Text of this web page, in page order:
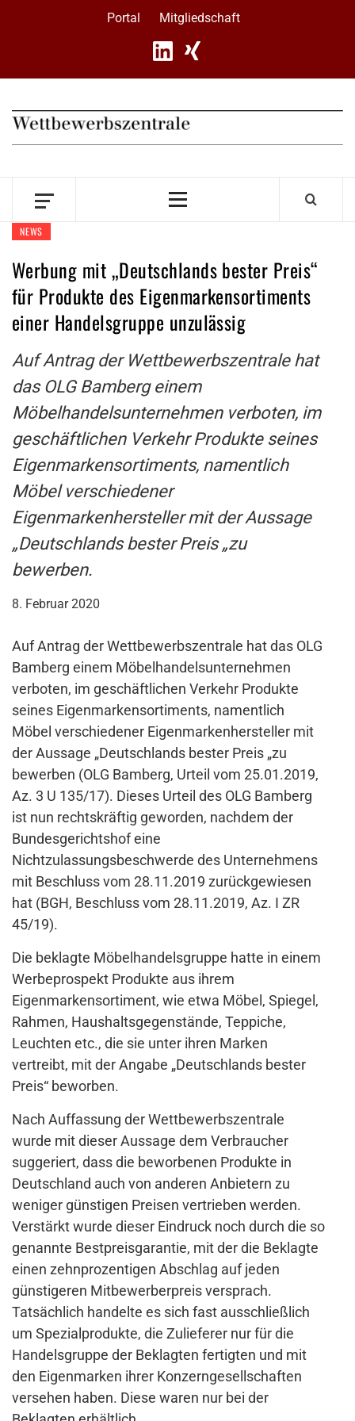
Portal Mitgliedschaft
Primary
NEWS
Werbung mit „Deutschlands bester Preis“
für Produkte des Eigenmarkensortiments
einer Handelsgruppe unzulässig
Auf Antrag der Wettbewerbszentrale hat
das OLG Bamberg einem
Möbelhandelsunternehmen verboten, im
geschäftlichen Verkehr Produkte seines
Eigenmarkensortiments, namentlich
Möbel verschiedener
Eigenmarkenhersteller mit der Aussage
„Deutschlands bester Preis „zu
bewerben.
8. Februar 2020
Auf Antrag der Wettbewerbszentrale hat das OLG
Bamberg einem Möbelhandelsunternehmen
verboten, im geschäftlichen Verkehr Produkte
seines Eigenmarkensortiments, namentlich
Möbel verschiedener Eigenmarkenhersteller mit
der Aussage „Deutschlands bester Preis „zu
bewerben (OLG Bamberg, Urteil vom 25.01.2019,
Az. 3 U 135/17). Dieses Urteil des OLG Bamberg
ist nun rechtskräftig geworden, nachdem der
Bundesgerichtshof eine
Nichtzulassungsbeschwerde des Unternehmens
mit Beschluss vom 28.11.2019 zurückgewiesen
hat (BGH, Beschluss vom 28.11.2019, Az. I ZR
45/19).
Die beklagte Möbelhandelsgruppe hatte in einem
Werbeprospekt Produkte aus ihrem
Eigenmarkensortiment, wie etwa Möbel, Spiegel,
Rahmen, Haushaltsgegenstände, Teppiche,
Leuchten etc., die sie unter ihren Marken
vertreibt, mit der Angabe „Deutschlands bester
Preis“ beworben.
Nach Auffassung der Wettbewerbszentrale
wurde mit dieser Aussage dem Verbraucher
suggeriert, dass die beworbenen Produkte in
Deutschland auch von anderen Anbietern zu
weniger günstigen Preisen vertrieben werden.
Verstärkt wurde dieser Eindruck noch durch die so
genannte Bestpreisgarantie, mit der die Beklagte
einen zehnprozentigen Abschlag auf jeden
günstigeren Mitbewerberpreis versprach.
Tatsächlich handelte es sich fast ausschließlich
um Spezialprodukte, die Zulieferer nur für die
Handelsgruppe der Beklagten fertigten und mit
den Eigenmarken ihrer Konzerngesellschaften
versehen haben. Diese waren nur bei der